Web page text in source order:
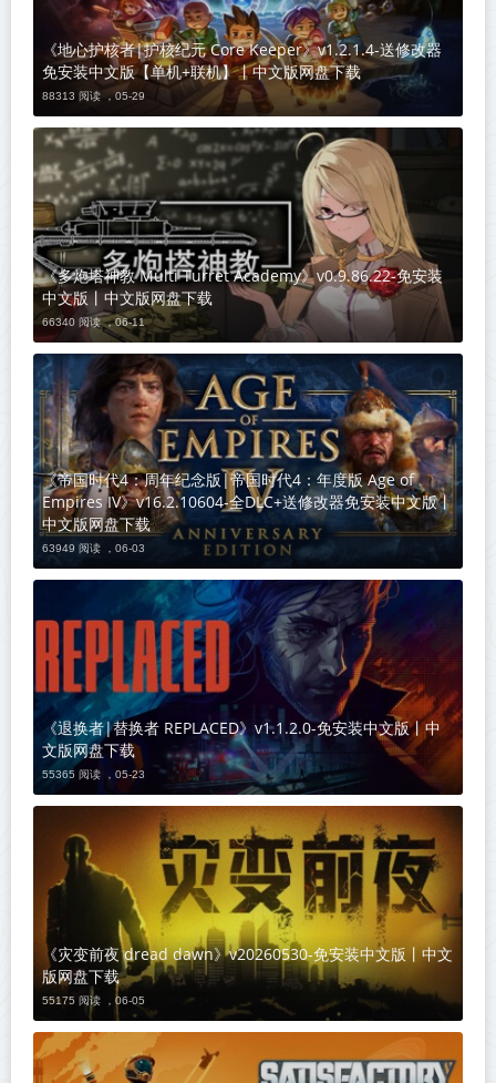
《地心护核者|护核纪元 Core Keeper》v1.2.1.4-送修改器
免安装中文版【单机+联机】丨中文版网盘下载
88313 阅读 ，05-29
《多炮塔神教 Multi Turret Academy》v0.9.86.22-免安装
中文版丨中文版网盘下载
66340 阅读 ，06-11
《帝国时代4：周年纪念版|帝国时代4：年度版 Age of
Empires IV》v16.2.10604-全DLC+送修改器免安装中文版丨
中文版网盘下载
63949 阅读 ， 06-03
《退换者|替换者 REPLACED》v1.1.2.0-免安装中文版丨中
文版网盘下载
55365 阅读 ， 05-23
《灾变前夜 dread dawn》v20260530-免安装中文版丨中文
版网盘下载
55175 阅读 ， 06-05